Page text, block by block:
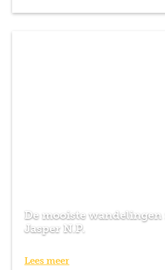
De mooiste
Jasper N.P.
Lees meer